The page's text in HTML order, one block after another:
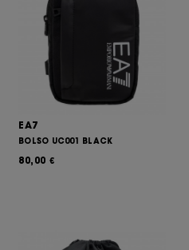
EA7
BOLSO UC001 BLACK
80,00 €